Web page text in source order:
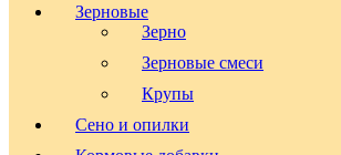
Зерновые
Зерно
Зерновые смеси
Крупы
Сено и опилки